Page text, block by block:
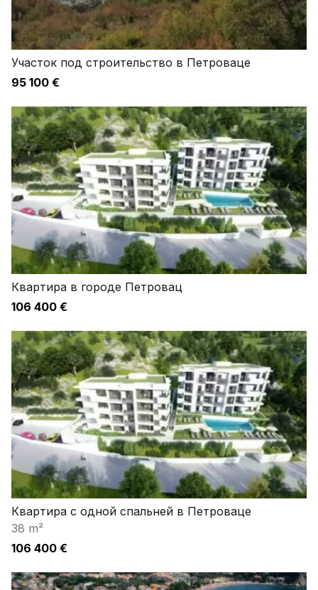
Участок под строительство в Петроваце
95 100 €
Квартира в городе Петровац
106 400 €
Квартира с одной спальней в Петроваце
38 m²
106 400 €